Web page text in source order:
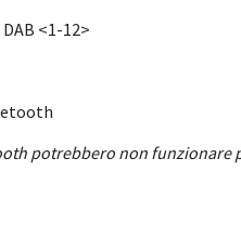
<1-12>
potrebbero non